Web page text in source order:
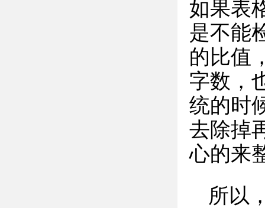
如果表
是不能
的比值
字数，
统的时
去除掉
心的来
所以